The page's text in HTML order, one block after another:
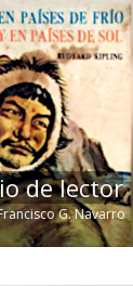
de lector
G. Navarro